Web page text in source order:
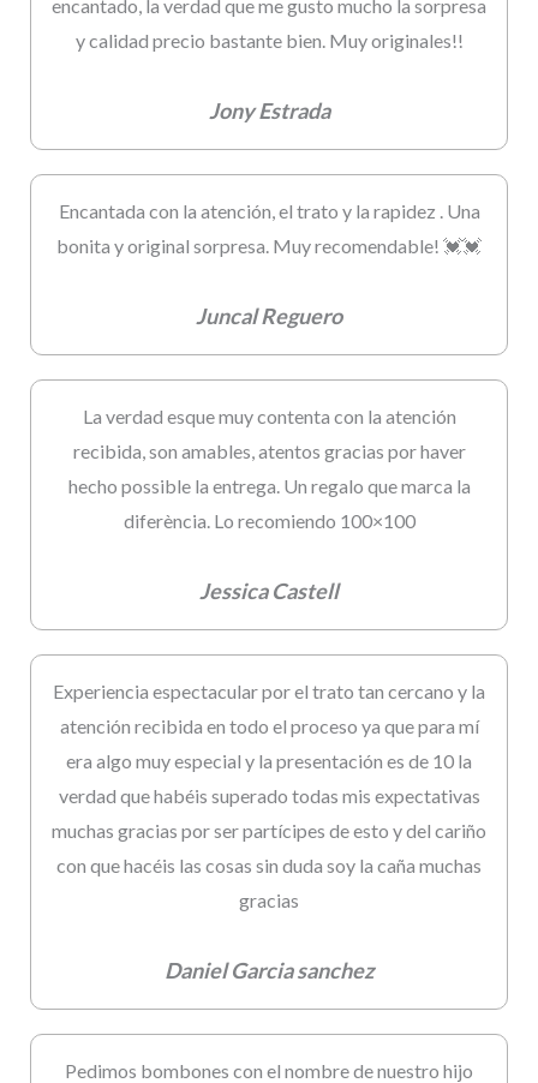
encantado, la verdad que me gusto mucho la sorpresa
y calidad precio bastante bien. Muy originales!!
Jony Estrada
Encantada con la atención, el trato y la rapidez . Una
bonita y original sorpresa. Muy recomendable! 💓💓
Juncal Reguero
La verdad esque muy contenta con la atención
recibida, son amables, atentos gracias por haver
hecho possible la entrega. Un regalo que marca la
diferència. Lo recomiendo 100×100
Jessica Castell
Experiencia espectacular por el trato tan cercano y la
atención recibida en todo el proceso ya que para mí
era algo muy especial y la presentación es de 10 la
verdad que habéis superado todas mis expectativas
muchas gracias por ser partícipes de esto y del cariño
con que hacéis las cosas sin duda soy la caña muchas
gracias
Daniel Garcia sanchez
Pedimos bombones con el nombre de nuestro hijo